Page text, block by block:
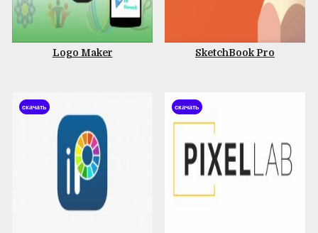
Logo Maker SketchBook Pro
скачать скачать